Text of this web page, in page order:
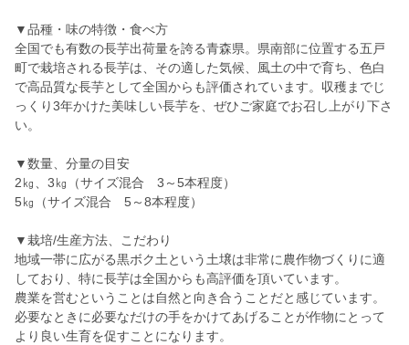
▼品種・味の特徴・食べ方
全国でも有数の長芋出荷量を誇る青森県。県南部に位置する五戸
町で栽培される長芋は、その適した気候、風土の中で育ち、色白
で高品質な長芋として全国からも評価されています。収穫までじ
っくり3年かけた美味しい長芋を、ぜひご家庭でお召し上がり下さ
い。
▼数量、分量の目安
2㎏、3㎏（サイズ混合 3～5本程度）
5㎏（サイズ混合 5～8本程度）
▼栽培/生産方法、こだわり
地域一帯に広がる黒ボク土という土壌は非常に農作物づくりに適
しており、特に長芋は全国からも高評価を頂いています。
農業を営むということは自然と向き合うことだと感じています。
必要なときに必要なだけの手をかけてあげることが作物にとって
より良い生育を促すことになります。